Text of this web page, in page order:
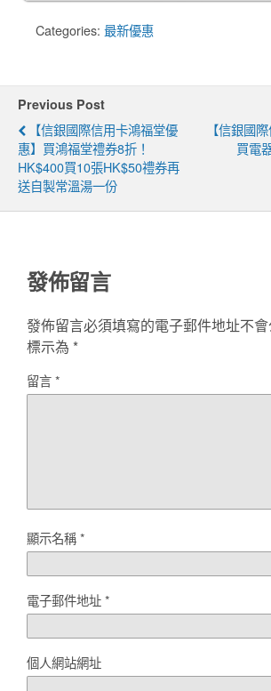
Categories: 最新優惠
Previous Post
【信銀國際信用卡鴻福堂優
惠】買鴻福堂禮券8折！
HK$400買10張HK$50禮券再
送自製常溫湯一份
【信銀國
買電
發佈留言
發佈留言必須填寫的電子郵件地址不會
標示為 *
留言*
顯示名稱*
電子郵件地址*
個人網站網址